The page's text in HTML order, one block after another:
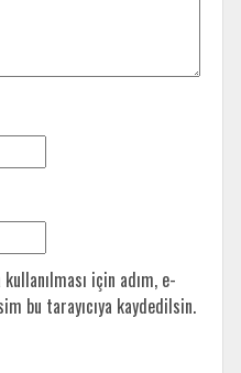
için adım, e-
bu tarayıcıya kaydedilsin.